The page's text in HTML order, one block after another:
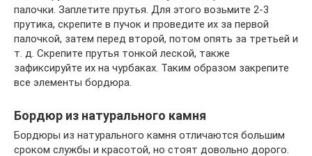
палочки. Заплетите прутья. Для этого возьмите 2-3
прутика, скрепите в пучок и проведите их за первой
палочкой, затем перед второй, потом опять за третьей и
т. д. Скрепите прутья тонкой леской, также
зафиксируйте их на чурбаках. Таким образом закрепите
все элементы бордюра.
Бордюр из натурального камня
Бордюры из натурального камня отличаются большим
сроком службы и красотой, но стоят довольно дорого.